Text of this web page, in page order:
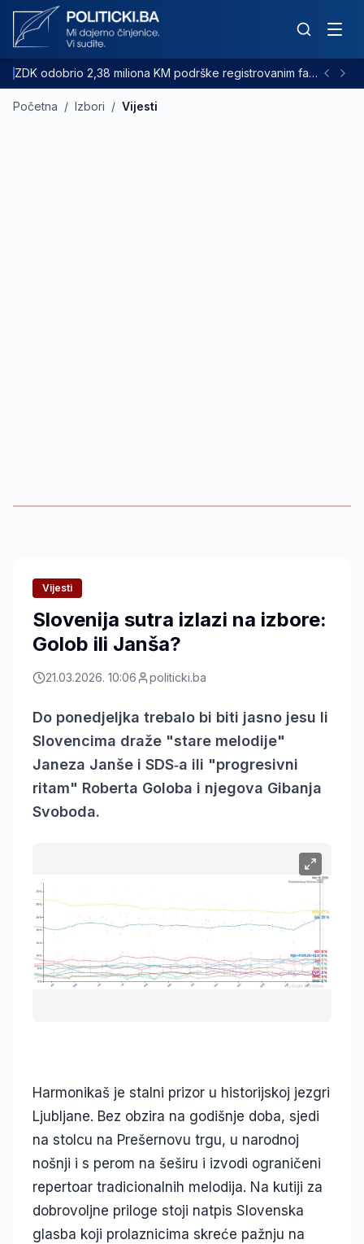
ZDK odobrio 2,38 miliona KM podrške registrovanim farmama goveda
Početna / Izbori / Vijesti
Vijesti
Slovenija sutra izlazi na izbore:
Golob ili Janša?
21.03.2026. 10:06 politicki.ba
Do ponedjeljka trebalo bi biti jasno jesu li
Slovencima draže "stare melodije"
Janeza Janše i SDS‑a ili "progresivni
ritam" Roberta Goloba i njegova Gibanja
Svoboda.
Harmonikaš je stalni prizor u historijskoj jezgri
Ljubljane. Bez obzira na godišnje doba, sjedi
na stolcu na Prešernovu trgu, u narodnoj
nošnji i s perom na šeširu i izvodi ograničeni
repertoar tradicionalnih melodija. Na kutiji za
dobrovoljne priloge stoji natpis Slovenska
glasba koji prolaznicima skreće pažnju na